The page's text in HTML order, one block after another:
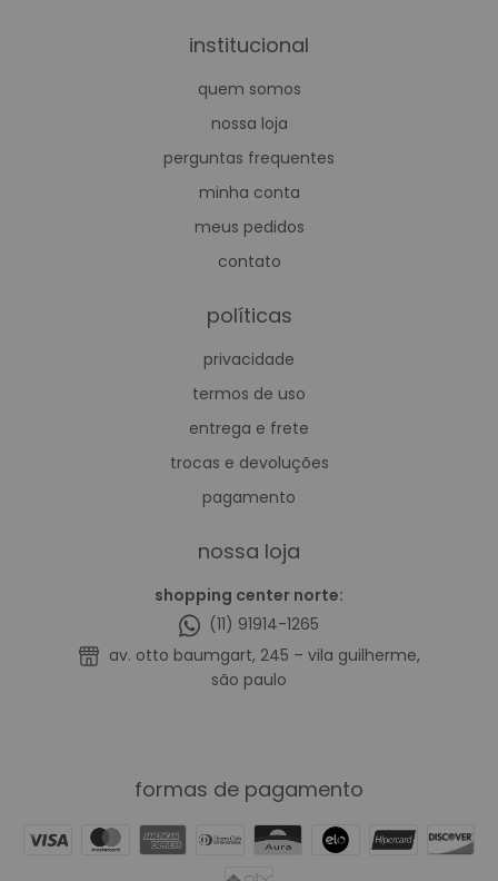
institucional
quem somos
nossa loja
perguntas frequentes
minha conta
meus pedidos
contato
políticas
privacidade
termos de uso
entrega e frete
trocas e devoluções
pagamento
nossa loja
shopping center norte:
(11) 91914-1265
av. otto baumgart, 245 – vila guilherme,
são paulo
formas de pagamento